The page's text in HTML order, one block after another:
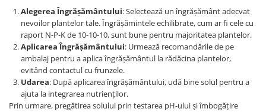
Alegerea Îngrășământului: Selectează un îngrășământ adecvat
nevoilor plantelor tale. Îngrășămintele echilibrate, cum ar fi cele cu
raport N-P-K de 10-10-10, sunt bune pentru majoritatea plantelor.
Aplicarea Îngrășământului: Urmează recomandările de pe
ambalaj pentru a aplica îngrășământul la rădăcina plantelor,
evitând contactul cu frunzele.
Udarea: După aplicarea îngrășământului, udă bine solul pentru a
ajuta la integrarea nutrienților.
Prin urmare, pregătirea solului prin testarea pH-ului și îmbogățire